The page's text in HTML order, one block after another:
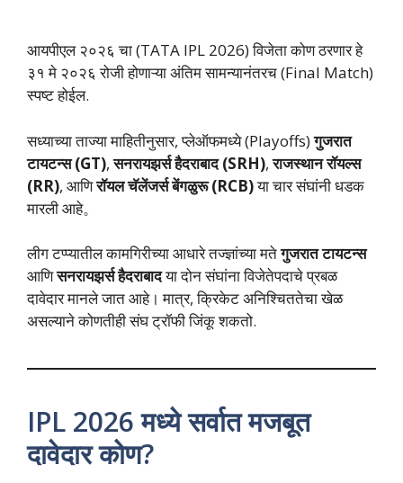
आयपीएल २०२६ चा (TATA IPL 2026) विजेता कोण ठरणार हे
३१ मे २०२६ रोजी होणाऱ्या अंतिम सामन्यानंतरच (Final Match)
स्पष्ट होईल.
सध्याच्या ताज्या माहितीनुसार, प्लेऑफमध्ये (Playoffs)गुजरात
टायटन्स (GT),सनरायझर्स हैदराबाद (SRH),राजस्थान रॉयल्स
(RR), आणिरॉयल चॅलेंजर्स बेंगळुरू (RCB)या चार संघांनी धडक
मारली आहे。
लीग टप्प्यातील कामगिरीच्या आधारे तज्ज्ञांच्या मतेगुजरात टायटन्स
आणिसनरायझर्स हैदराबादया दोन संघांना विजेतेपदाचे प्रबळ
दावेदार मानले जात आहे। मात्र, क्रिकेट अनिश्चिततेचा खेळ
असल्याने कोणतीही संघ ट्रॉफी जिंकू शकतो.
IPL 2026 मध्ये सर्वात मजबूत
दावेदार कोण?